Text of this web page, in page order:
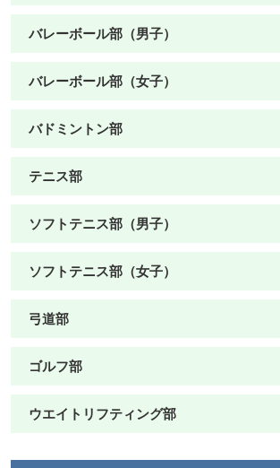
バレーボール部（男子）
バレーボール部（女子）
バドミントン部
テニス部
ソフトテニス部（男子）
ソフトテニス部（女子）
弓道部
ゴルフ部
ウエイトリフティング部